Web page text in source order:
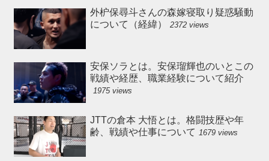
外枦保尋斗さんの森嫁寝取り疑惑騒動
について（経緯）
2372 views
安保ソラとは。安保瑠輝也のいとこの
戦績や経歴、職業経験について紹介
1975 views
JTTの倉本 大悟とは。格闘技歴や年
齢、戦績や仕事について 1679 views